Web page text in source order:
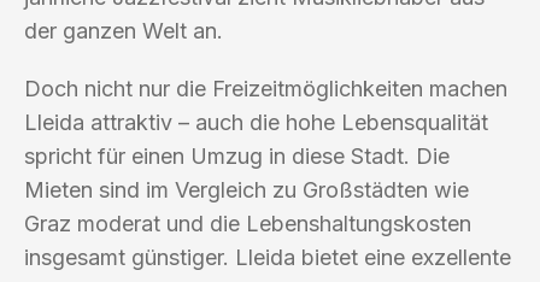
der ganzen Welt an.
Doch nicht nur die Freizeitmöglichkeiten machen
Lleida attraktiv – auch die hohe Lebensqualität
spricht für einen Umzug in diese Stadt. Die
Mieten sind im Vergleich zu Großstädten wie
Graz moderat und die Lebenshaltungskosten
insgesamt günstiger. Lleida bietet eine exzellente